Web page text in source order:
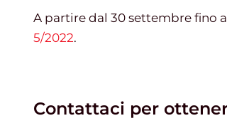
A partire dal 30 settembre fino
5/2022.
Contattaci per